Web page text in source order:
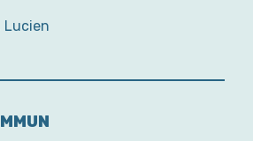
Lucien